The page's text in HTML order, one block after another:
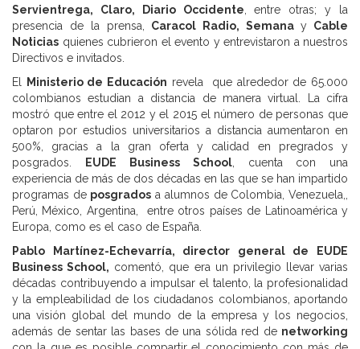
Servientrega, Claro, Diario Occidente, entre otras; y la
presencia de la prensa, Caracol Radio, Semana y Cable
Noticias quienes cubrieron el evento y entrevistaron a nuestros
Directivos e invitados.
El Ministerio de Educación revela que alrededor de 65.000
colombianos estudian a distancia de manera virtual. La cifra
mostró que entre el 2012 y el 2015 el número de personas que
optaron por estudios universitarios a distancia aumentaron en
500%, gracias a la gran oferta y calidad en pregrados y
posgrados.
EUDE Business School, cuenta con una
experiencia de más de dos décadas en las que se han impartido
programas de posgrados a alumnos de Colombia, Venezuela,,
Perú, México, Argentina, entre otros países de Latinoamérica y
Europa, como es el caso de España.
Pablo Martínez-Echevarría, director general de EUDE
Business School, comentó, que era un privilegio llevar varias
décadas contribuyendo a impulsar el talento, la profesionalidad
y la empleabilidad de los ciudadanos colombianos, aportando
una visión global del mundo de la empresa y los negocios,
además de sentar las bases de una sólida red de networking